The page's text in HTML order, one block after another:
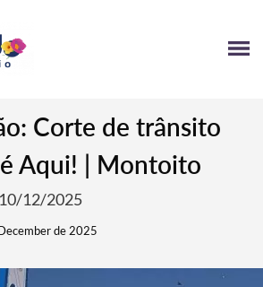
Corte de trânsito
Aqui! | Montoito
12/2025
de 2025